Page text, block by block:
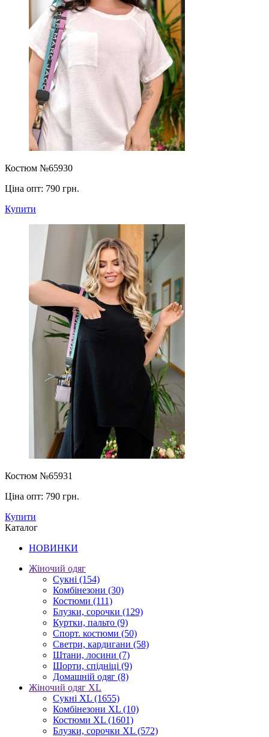
Костюм №65930
Ціна опт: 790 грн.
Купити
Костюм №65931
Ціна опт: 790 грн.
Купити
Каталог
НОВИНКИ
Жіночий одяг
Сукні (154)
Комбінезони (30)
Костюми (111)
Блузки, сорочки (129)
Куртки, пальто (9)
Спорт. костюми (50)
Светри, кардигани (58)
Штани, лосини (7)
Шорти, спідніці (9)
Домашній одяг (8)
Жіночий одяг XL
Cукні XL (1655)
Комбінезони XL (10)
Костюми XL (1601)
Блузки, сорочки XL (572)